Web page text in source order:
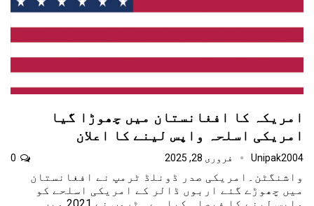
امریکہ کا افغانستان میں چھوڑا گیا
امریکی اسلحہ واپس لینے کا اعلان
Unipak2004 فروری 28, 2025
واشنگٹن۔امریکی صدر ڈونلڈ ٹرمپ نے افغانستان
میں چھوڑے گئے اربوں ڈالر کے امریکی اسلحے کو
واپس لینے کا فیصلہ کیا ہے۔ ٹرمپ نے 2021 میں